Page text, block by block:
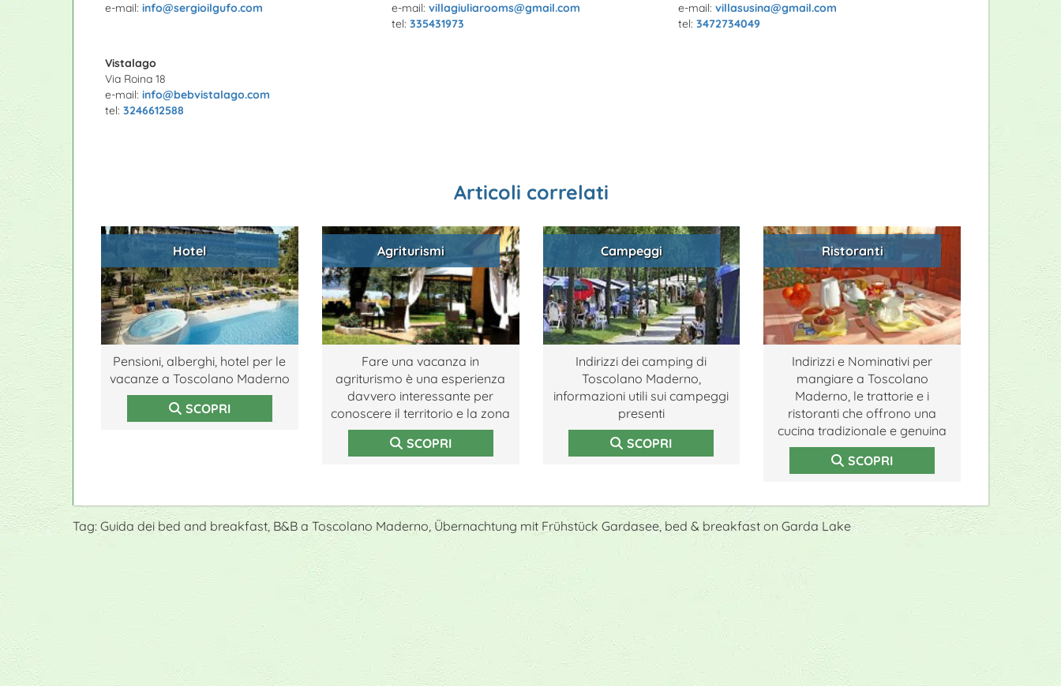
e-mail: info@sergioilgufo.com
e-mail: villagiuliarooms@gmail.com
tel: 335431973
e-mail: villasusina@gmail.com
tel: 3472734049
Vistalago
Via Roina 18
e-mail: info@bebvistalago.com
tel: 3246612588
Articoli correlati
Hotel
Pensioni, alberghi, hotel per le
vacanze a Toscolano Maderno
SCOPRI
Agriturismi
Fare una vacanza in
agriturismo è una esperienza
davvero interessante per
conoscere il territorio e la zona
SCOPRI
Campeggi
Indirizzi dei camping di
Toscolano Maderno,
informazioni utili sui campeggi
presenti
SCOPRI
Ristoranti
Indirizzi e Nominativi per
mangiare a Toscolano
Maderno, le trattorie e i
ristoranti che offrono una
cucina tradizionale e genuina
SCOPRI
Tag: Guida dei bed and breakfast, B&B a Toscolano Maderno, Übernachtung mit Frühstück Gardasee, bed & breakfast on Garda Lake